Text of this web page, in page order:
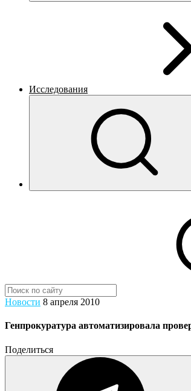
Исследования
Новости 8 апреля 2010
Генпрокуратура автоматизировала
Поделиться